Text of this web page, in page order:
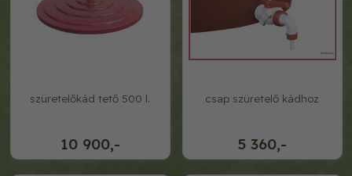
10 900,-
szüretelőkád tető 500 l.
5 360,-
csap szüretelő kádhoz